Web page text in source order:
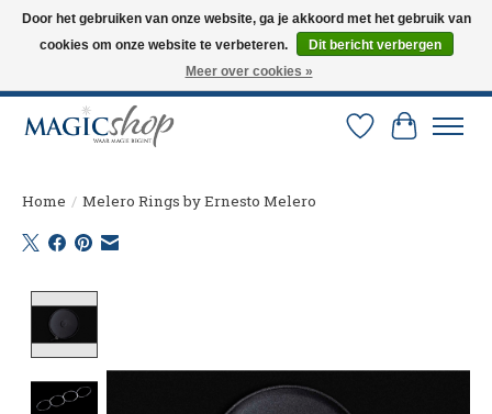
Altijd de nieuwste trucs op voorraad. Snelle verzending via PostNL en DHL.
Langskomen in onze winkel? Bel of mail om een afspraak te maken. 0251-
Verlanglijst
Home / Melero Rings by Ernesto Melero
Door het gebruiken van onze website, ga je akkoord met het gebruik van
cookies om onze website te verbeteren.
Dit bericht verbergen
Meer over cookies »